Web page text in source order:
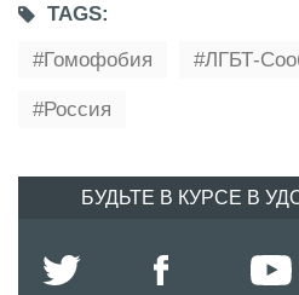
TAGS:
Гомофобия
ЛГБТ-
Россия
БУДЬТЕ В КУРСЕ В